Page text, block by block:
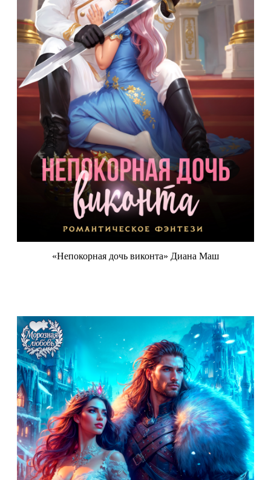
«Непокорная дочь виконта» Диана Маш